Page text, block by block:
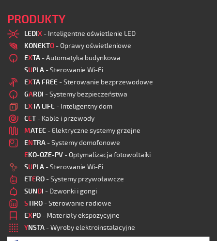
PRODUKTY
LEDIX - Inteligentne oświetlenie LED
KONEKTO - Oprawy oświetleniowe
EXTA - Automatyka budynkowa
SUPLA - Sterowanie Wi-Fi
EXTA FREE - Sterowanie bezprzewodowe
GARDI - Systemy bezpieczeństwa
EXTA LIFE - Inteligentny dom
CET - Kable i przewody
MATEC - Elektryczne systemy grzejne
ENTRA - Systemy domofonowe
EKO-OZE-PV - Optymalizacja fotowoltaiki
SUPLA - Sterowanie Wi-Fi
ETERO - Systemy przywoławcze
SUNDI - Dzwonki i gongi
STIRO - Sterowanie radiowe
EXPO - Materiały ekspozycyjne
YNSTA - Wyroby elektroinstalacyjne